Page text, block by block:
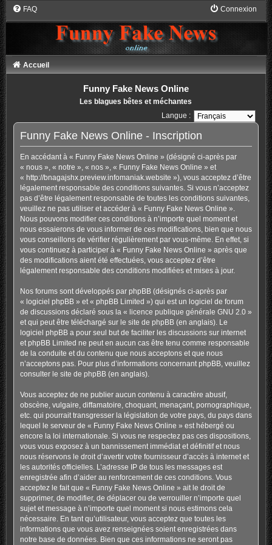
FAQ Connexion
Accueil
Funny Fake News Online
Les blagues bêtes et méchantes
Langue :
Funny Fake News Online - Inscription
En accédant à « Funny Fake News Online » (désigné ci-après par
« nous », « notre », « nos », « Funny Fake News Online » et
« http://bnagajshx.preview.infomaniak.website »), vous acceptez d’être
légalement responsable des conditions suivantes. Si vous n’acceptez
pas d’être légalement responsable de toutes les conditions suivantes,
veuillez ne pas utiliser et accéder à « Funny Fake News Online ».
Nous pouvons modifier ces conditions à n’importe quel moment et
nous essaierons de vous informer de ces modifications, bien que nous
vous conseillons de vérifier régulièrement par vous-même. En effet, si
vous continuez à participer à « Funny Fake News Online » après que
des modifications aient été effectuées, vous acceptez d’être
légalement responsable des conditions modifiées et mises à jour.
Nos forums sont développés par phpBB (désignés ci-après par
« logiciel phpBB » et « phpBB Limited ») qui est un logiciel de forum
de discussions déclaré sous la « licence publique générale GNU 2.0»
et qui peut être téléchargé sur le site de phpBB(en anglais). Le
logiciel phpBB a pour seul but de faciliter les discussions sur internet
et phpBB Limited ne peut en aucun cas être tenu comme responsable
de la conduite et du contenu que nous acceptons et que nous
n’acceptons pas. Pour plus d’informations concernant phpBB, veuillez
consulter le site de phpBB(en anglais).
Vous acceptez de ne publier aucun contenu à caractère abusif,
obscène, vulgaire, diffamatoire, choquant, menaçant, pornographique,
etc. qui pourrait transgresser la législation de votre pays, du pays dans
lequel le serveur de « Funny Fake News Online » est hébergé ou
encore la loi internationale. Si vous ne respectez pas ces dispositions,
vous vous exposez à un bannissement immédiat et définitif et nous
nous réservons le droit d’avertir votre fournisseur d’accès à internet et
les autorités officielles. L’adresse IP de tous les messages est
enregistrée afin d’aider au renforcement de ces conditions. Vous
acceptez le fait que « Funny Fake News Online » ait le droit de
supprimer, de modifier, de déplacer ou de verrouiller n’importe quel
sujet et message à n’importe quel moment si nous estimons cela
nécessaire. En tant qu’utilisateur, vous acceptez que toutes les
informations que vous avez renseignées soient enregistrées dans
notre base de données. Bien que ces informations ne seront pas